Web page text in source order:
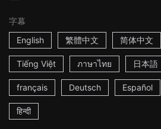
字幕
English
繁體中文 简体中文
Tiếng Việt ภาษาไทย 日本語
français Deutsch Español
हिन्दी